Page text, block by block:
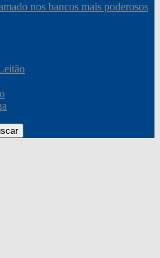
nos bancos mais poderosos